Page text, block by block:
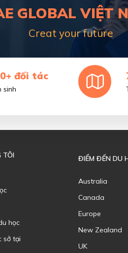
GLOBAL VIỆT
Creat your future
đối tác
sinh
TÔI
học
sở tại
ĐIỂM ĐẾN DU
Australia
Canada
Europe
New Zealand
UK